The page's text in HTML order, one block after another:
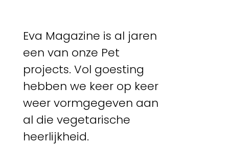
Eva Magazine is al jaren
een van onze Pet
projects. Vol goesting
hebben we keer op keer
weer vormgegeven aan
al die vegetarische
heerlijkheid.